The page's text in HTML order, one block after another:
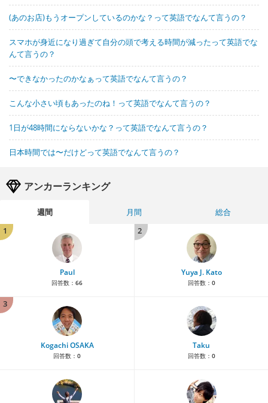
(あのお店)もうオープンしているのかな？って英語でなんて言うの？
スマホが身近になり過ぎて自分の頭で考える時間が減ったって英語でな
んて言うの？
〜できなかったのかなぁって英語でなんて言うの？
こんな小さい頃もあったのね！って英語でなんて言うの？
1日が48時間にならないかな？って英語でなんて言うの？
日本時間では〜だけどって英語でなんて言うの？
アンカーランキング
週間 月間
総合
1
Paul
回答数： 66
2
Yuya J. Kato
回答数： 0
3
Kogachi OSAKA
回答数： 0
Taku
回答数： 0